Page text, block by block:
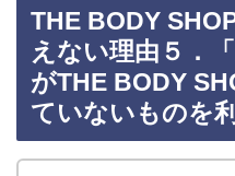
THE BODY
えない理由５．
がTHE BODY
ていないものを